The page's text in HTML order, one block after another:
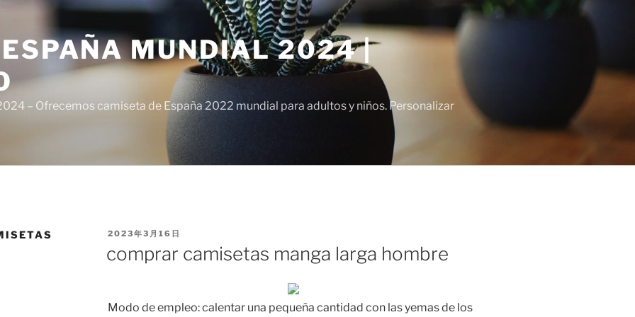
MUNDIAL 2024 |
– Ofrecemos camiseta de España 2022 mundial para adultos y niños. Personalizar
PUBLICADO
2023年3月16日
comprar camisetas manga larga hombre
Modo de empleo: calentar una pequeña cantidad con las yemas de los